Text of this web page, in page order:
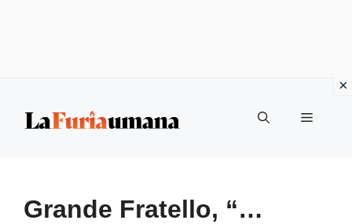
Menu
Grande Fratello, “…